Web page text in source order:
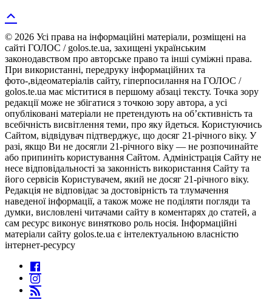
© 2026 Усі права на інформаційні матеріали, розміщені на
сайті ГОЛОС / golos.te.ua, захищені українським
законодавством про авторське право та інші суміжні права.
При використанні, передруку інформаційних та
фото-,відеоматеріалів сайту, гіперпосилання на ГОЛОС /
golos.te.ua має міститися в першому абзаці тексту. Точка зору
редакції може не збігатися з точкою зору автора, а усі
опубліковані матеріали не претендують на об’єктивність та
всебічність висвітлення теми, про яку йдеться. Користуючись
Сайтом, відвідувач підтверджує, що досяг 21-річного віку. У
разі, якщо Ви не досягли 21-річного віку — не розпочинайте
або припиніть користування Сайтом. Адміністрація Сайту не
несе відповідальності за законність використання Сайту та
його сервісів Користувачем, який не досяг 21-річного віку.
Редакція не відповідає за достовірність та тлумачення
наведеної інформації, а також може не поділяти погляди та
думки, висловлені читачами сайту в коментарях до статей, а
сам ресурс виконує винятково роль носія. Інформаційні
матеріали сайту golos.te.ua є інтелектуальною власністю
інтернет-ресурсу